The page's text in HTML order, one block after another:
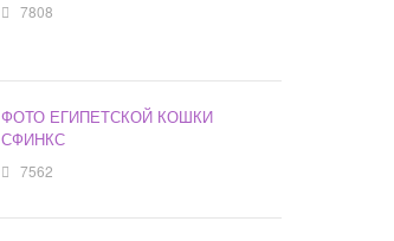
7808
ФОТО ЕГИПЕТСКОЙ КОШКИ
СФИНКС
7562